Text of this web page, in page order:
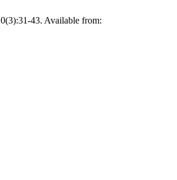
43. Available from: